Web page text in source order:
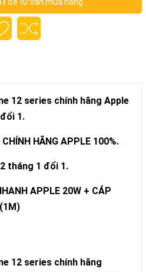
12 series chính hãng Apple
1.
HÃNG APPLE 100%.
tháng 1 đổi 1.
APPLE 20W + CÁP
12 series chính hãng